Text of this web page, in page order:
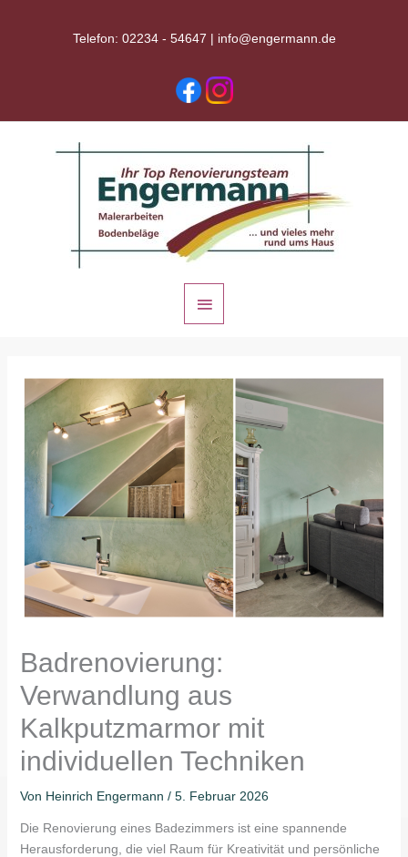
Telefon: 02234 - 54647 | info@engermann.de
Hauptmenü
Badrenovierung:
Verwandlung aus
Kalkputzmarmor mit
individuellen Techniken
Von Heinrich Engermann / 5. Februar 2026
Die Renovierung eines Badezimmers ist eine spannende
Herausforderung, die viel Raum für Kreativität und persönliche